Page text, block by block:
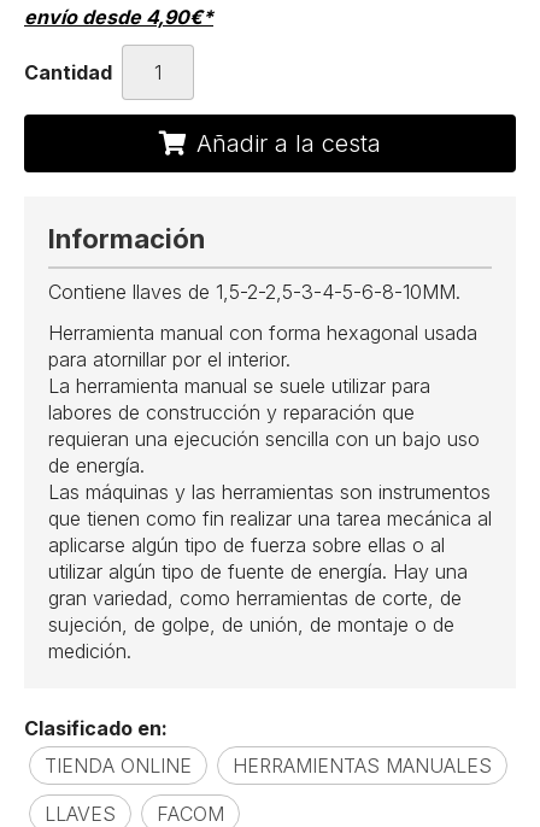
envío desde 4,90€*
Cantidad
Añadir a la cesta
Información
Contiene llaves de 1,5-2-2,5-3-4-5-6-8-10MM.
Herramienta manual con forma hexagonal usada
para atornillar por el interior.
La herramienta manual se suele utilizar para
labores de construcción y reparación que
requieran una ejecución sencilla con un bajo uso
de energía.
Las máquinas y las herramientas son instrumentos
que tienen como fin realizar una tarea mecánica al
aplicarse algún tipo de fuerza sobre ellas o al
utilizar algún tipo de fuente de energía. Hay una
gran variedad, como herramientas de corte, de
sujeción, de golpe, de unión, de montaje o de
medición.
Clasificado en:
TIENDA ONLINE
HERRAMIENTAS MANUALES
LLAVES
FACOM